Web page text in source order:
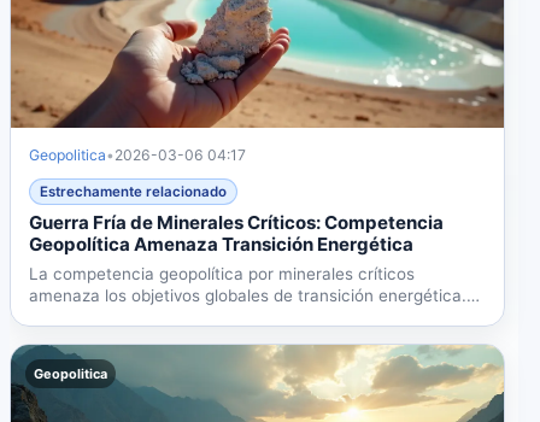
Geopolitica• 2026-03-06 04:17
Estrechamente relacionado
Guerra Fría de Minerales Críticos: Competencia
Geopolítica Amenaza Transición Energética
La competencia geopolítica por minerales críticos
amenaza los objetivos globales de transición energética.
Geopolitica